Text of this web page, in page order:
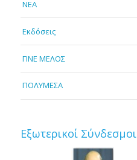
NEA
Εκδόσεις
ΓΙΝΕ ΜΕΛΟΣ
ΠΟΛΥΜΕΣΑ
Εξωτερικοί Σύνδεσμοι